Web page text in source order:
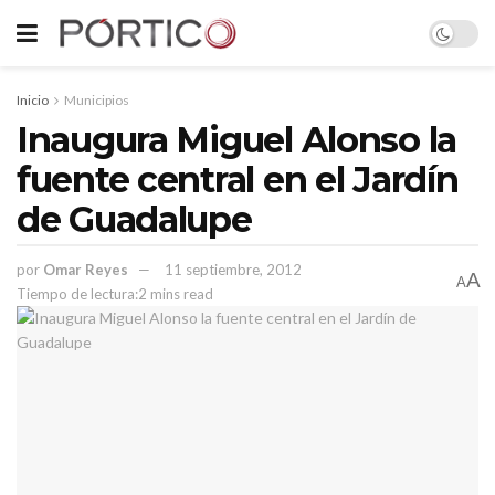
Inicio Municipios
Inaugura Miguel Alonso la
fuente central en el Jardín
de Guadalupe
por Omar Reyes
11 septiembre, 2012
Tiempo de lectura:2 mins read
AA